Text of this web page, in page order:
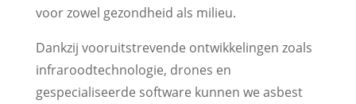
voor zowel gezondheid als milieu.
Dankzij vooruitstrevende ontwikkelingen zoals
infraroodtechnologie, drones en
gespecialiseerde software kunnen we asbest